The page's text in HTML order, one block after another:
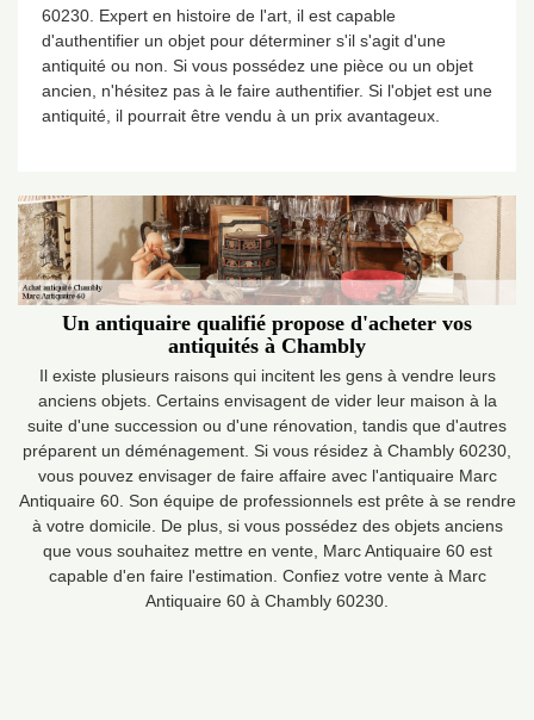
60230. Expert en histoire de l'art, il est capable
d'authentifier un objet pour déterminer s'il s'agit d'une
antiquité ou non. Si vous possédez une pièce ou un objet
ancien, n'hésitez pas à le faire authentifier. Si l'objet est une
antiquité, il pourrait être vendu à un prix avantageux.
Un antiquaire qualifié propose d'acheter vos
antiquités à Chambly
Il existe plusieurs raisons qui incitent les gens à vendre leurs
anciens objets. Certains envisagent de vider leur maison à la
suite d'une succession ou d'une rénovation, tandis que d'autres
préparent un déménagement. Si vous résidez à Chambly 60230,
vous pouvez envisager de faire affaire avec l'antiquaire Marc
Antiquaire 60. Son équipe de professionnels est prête à se rendre
à votre domicile. De plus, si vous possédez des objets anciens
que vous souhaitez mettre en vente, Marc Antiquaire 60 est
capable d'en faire l'estimation. Confiez votre vente à Marc
Antiquaire 60 à Chambly 60230.